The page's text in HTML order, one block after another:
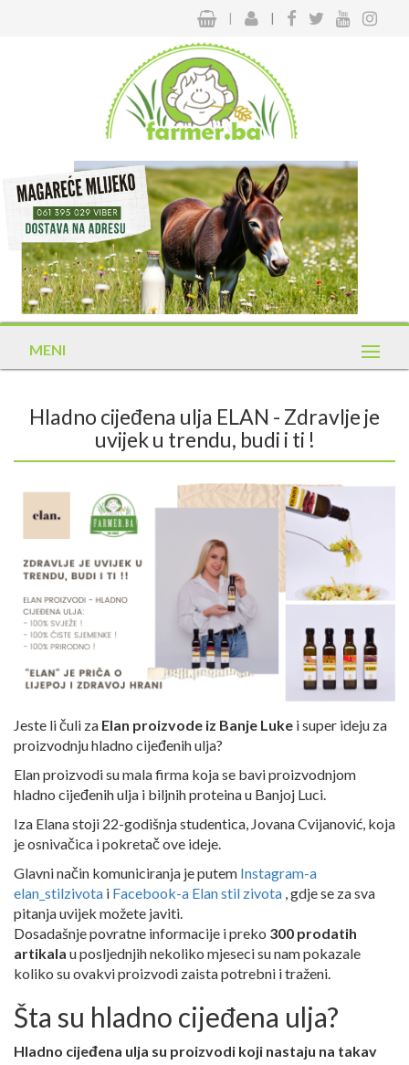
| |
MENI
Hladno cijeđena ulja ELAN - Zdravlje je
uvijek u trendu, budi i ti !
Jeste li čuli za Elan proizvode iz Banje Luke i super ideju za
proizvodnju hladno cijeđenih ulja?
Elan proizvodi su mala firma koja se bavi proizvodnjom
hladno cijeđenih ulja i biljnih proteina u Banjoj Luci.
Iza Elana stoji 22-godišnja studentica, Jovana Cvijanović, koja
je osnivačica i pokretač ove ideje.
Glavni način komuniciranja je putem Instagram-a
elan_stilzivota i Facebook-a Elan stil zivota , gdje se za sva
pitanja uvijek možete javiti.
Dosadašnje povratne informacije i preko 300 prodatih
artikala u posljednjih nekoliko mjeseci su nam pokazale
koliko su ovakvi proizvodi zaista potrebni i traženi.
Šta su hladno cijeđena ulja?
Hladno cijeđena ulja su proizvodi koji nastaju na takav